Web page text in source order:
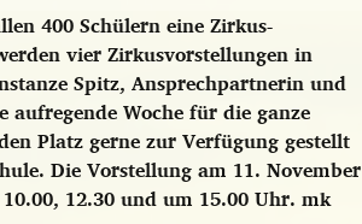
400 Schülern eine Zirkus-
vier Zirkusvorstellungen in
Spitz, Ansprechpartnerin und
Woche für die ganze
Platz gerne zur Verfügung gestellt
Die Vorstellung am 11. November
12.30 und um 15.00 Uhr. mk